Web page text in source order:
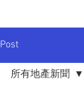
Post
所有地產新聞